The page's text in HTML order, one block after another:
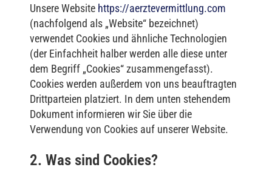
Unsere Website https://aerztevermittlung.com
(nachfolgend als „Website“ bezeichnet)
verwendet Cookies und ähnliche Technologien
(der Einfachheit halber werden alle diese unter
dem Begriff „Cookies“ zusammengefasst).
Cookies werden außerdem von uns beauftragten
Drittparteien platziert. In dem unten stehendem
Dokument informieren wir Sie über die
Verwendung von Cookies auf unserer Website.
2. Was sind Cookies?